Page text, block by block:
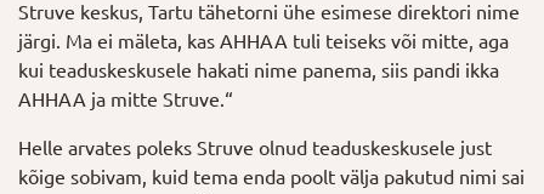
Struve keskus, Tartu tähetorni ühe esimese direktori nime
järgi. Ma ei mäleta, kas AHHAA tuli teiseks või mitte, aga
kui teaduskeskusele hakati nime panema, siis pandi ikka
AHHAA ja mitte Struve.“
Helle arvates poleks Struve olnud teaduskeskusele just
kõige sobivam, kuid tema enda poolt välja pakutud nimi sai